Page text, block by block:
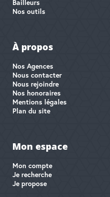
Bailleurs
Nos outils
À propos
Nos Agences
Nous contacter
Nous rejoindre
Nos honoraires
Mentions légales
Plan du site
Mon espace
Mon compte
Je recherche
Je propose